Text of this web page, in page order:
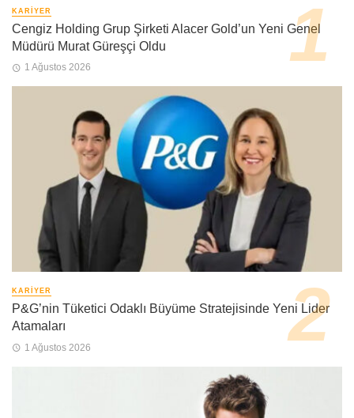
KARIYER
Cengiz Holding Grup Şirketi Alacer Gold’un Yeni Genel
Müdürü Murat Güreşçi Oldu
1 Ağustos 2026
KARIYER
P&G’nin Tüketici Odaklı Büyüme Stratejisinde Yeni Lider
Atamaları
1 Ağustos 2026